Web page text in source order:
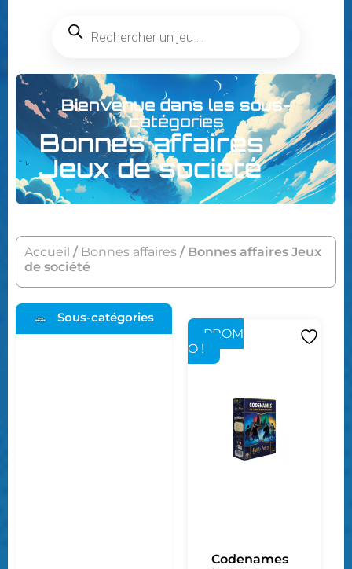
Bienvenue dans les sous-
catégories
Bonnes affaires
Jeux de société
Accueil / Bonnes affaires / Bonnes affaires Jeux
de société
Sous-catégories
PROM
O !
Codenames